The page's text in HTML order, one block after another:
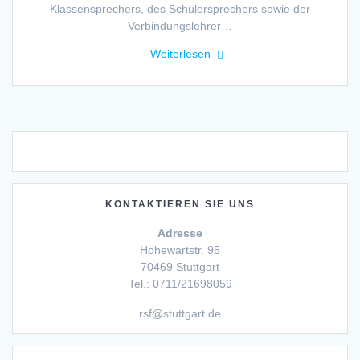
Klassensprechers, des Schülersprechers sowie der
Verbindungslehrer…
Weiterlesen
KONTAKTIEREN SIE UNS
Adresse
Hohewartstr. 95
70469 Stuttgart
Tel.: 0711/21698059
rsf@stuttgart.de